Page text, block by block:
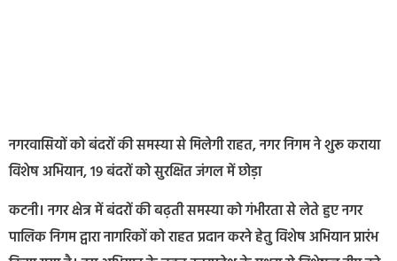
नगरवासियों को बंदरों की समस्या से मिलेगी राहत, नगर निगम ने शुरू कराया
विशेष अभियान, 19 बंदरों को सुरक्षित जंगल में छोड़ा
कटनी। नगर क्षेत्र में बंदरों की बढ़ती समस्या को गंभीरता से लेते हुए नगर
पालिक निगम द्वारा नागरिकों को राहत प्रदान करने हेतु विशेष अभियान प्रारंभ